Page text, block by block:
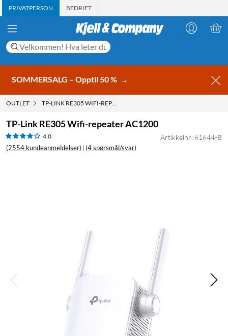
PRIVATPERSON BEDRIFT
SOMMERSALG – Opptil 50 % →
OUTLET TP-LINK RE305 WIFI-REPEATER AC1200
TP-Link RE305 Wifi-repeater AC1200
4.0
(2554 kundeanmeldelser) | (4 spørsmål/svar)
Artikkelnr: 61644-B